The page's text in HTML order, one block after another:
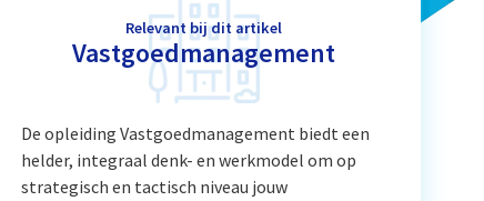
Relevant bij dit artikel
Vastgoedmanagement
De opleiding Vastgoedmanagement biedt een
helder, integraal denk- en werkmodel om op
strategisch en tactisch niveau jouw